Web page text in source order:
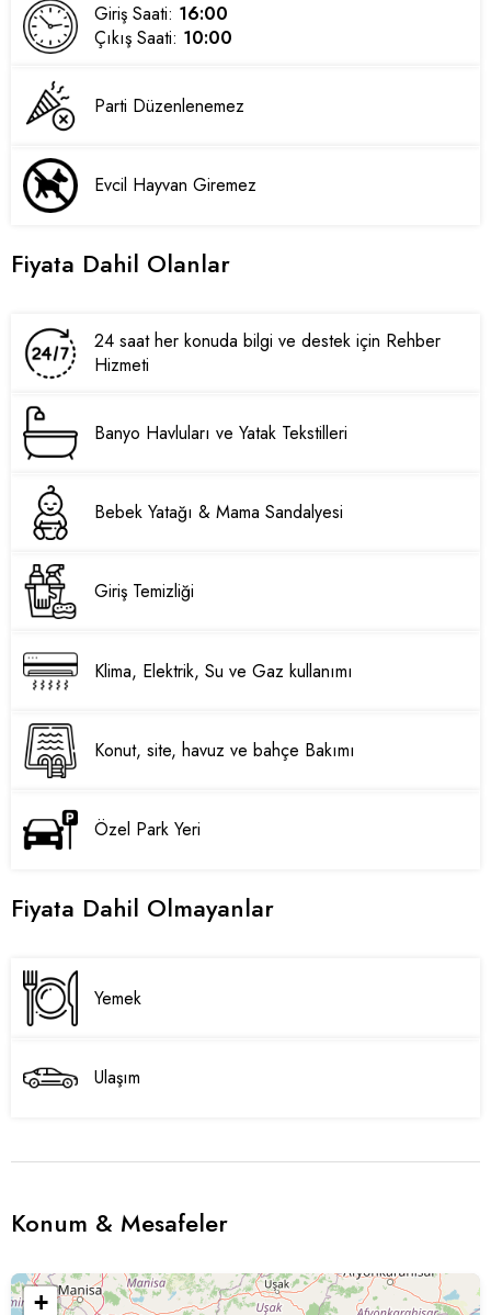
Giriş Saati: 16:00
Çıkış Saati: 10:00
Parti Düzenlenemez
Evcil Hayvan Giremez
Fiyata Dahil Olanlar
24 saat her konuda bilgi ve destek için Rehber
Hizmeti
Banyo Havluları ve Yatak Tekstilleri
Bebek Yatağı & Mama Sandalyesi
Giriş Temizliği
Klima, Elektrik, Su ve Gaz kullanımı
Konut, site, havuz ve bahçe Bakımı
Özel Park Yeri
Fiyata Dahil Olmayanlar
Yemek
Ulaşım
Konum & Mesafeler
+